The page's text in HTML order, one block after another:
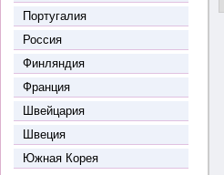
Португалия
Россия
Финляндия
Франция
Швейцария
Швеция
Южная Корея